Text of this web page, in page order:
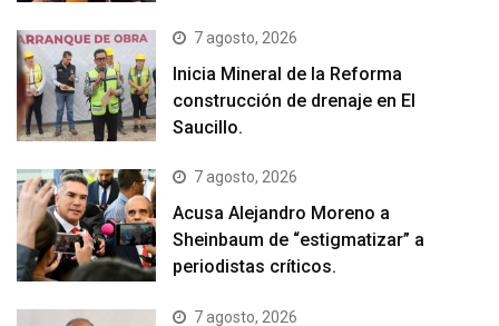
7 agosto, 2026
Inicia Mineral de la Reforma
construcción de drenaje en El
Saucillo.
7 agosto, 2026
Acusa Alejandro Moreno a
Sheinbaum de “estigmatizar” a
periodistas críticos.
7 agosto, 2026